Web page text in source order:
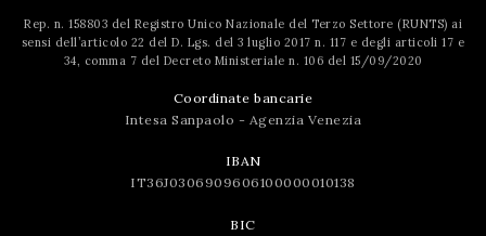
Rep. n. 158803 del Registro Unico Nazionale del Terzo Settore (RUNTS) ai
sensi dell’articolo 22 del D. Lgs. del 3 luglio 2017 n. 117 e degli articoli 17 e
34, comma 7 del Decreto Ministeriale n. 106 del 15/09/2020
Coordinate bancarie
Intesa Sanpaolo - Agenzia Venezia
IBAN
IT36J0306909606100000010138
BIC